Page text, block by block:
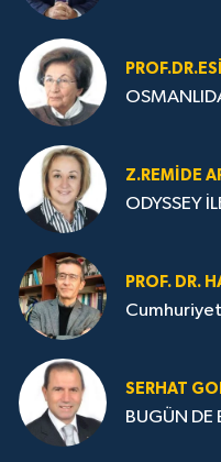
Z.REMIDE
ODYSSEY
PROF. DR.
SERHAT
BUGÜN DE